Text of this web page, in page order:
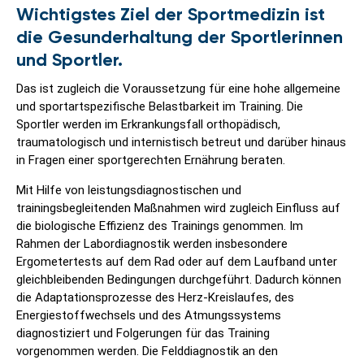
Wichtigstes Ziel der Sportmedizin ist
die Gesunderhaltung der Sportlerinnen
und Sportler.
Das ist zugleich die Voraussetzung für eine hohe allgemeine
und sportartspezifische Belastbarkeit im Training. Die
Sportler werden im Erkrankungsfall orthopädisch,
traumatologisch und internistisch betreut und darüber hinaus
in Fragen einer sportgerechten Ernährung beraten.
Mit Hilfe von leistungsdiagnostischen und
trainingsbegleitenden Maßnahmen wird zugleich Einfluss auf
die biologische Effizienz des Trainings genommen. Im
Rahmen der Labordiagnostik werden insbesondere
Ergometertests auf dem Rad oder auf dem Laufband unter
gleichbleibenden Bedingungen durchgeführt. Dadurch können
die Adaptationsprozesse des Herz-Kreislaufes, des
Energiestoffwechsels und des Atmungssystems
diagnostiziert und Folgerungen für das Training
vorgenommen werden. Die Felddiagnostik an den